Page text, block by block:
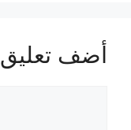
أضف تعليق